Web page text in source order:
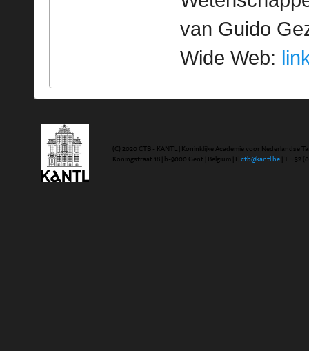
van Guido
Wide Web:
(C) 2020 CTB - KANTL | Koninklijke Academie voor Nederlandse
Koningstraat 18 | b-9000 Gent | Belgium | E ctb@kantl.be | T +32